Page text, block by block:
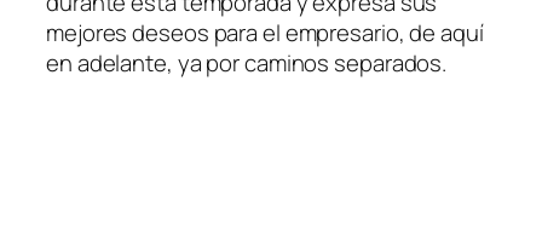
mejores deseos para el empresario, de aquí
en adelante, ya por caminos separados.